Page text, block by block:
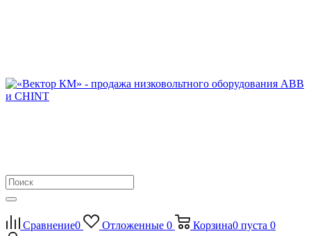
Сравнение0 Отложенные 0 Корзина0 пуста 0